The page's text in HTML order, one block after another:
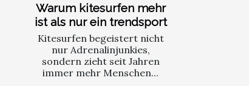
Warum kitesurfen mehr
ist als nur ein trendsport
Kitesurfen begeistert nicht
nur Adrenalinjunkies,
sondern zieht seit Jahren
immer mehr Menschen...